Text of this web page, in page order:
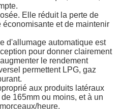
Elle réduit la perte de
et de maintenir
d'allumage automatique est
pour donner clairement
le rendement
permettent LPG, gaz
aux produits latéraux
165mm ou moins, et à un
heure.